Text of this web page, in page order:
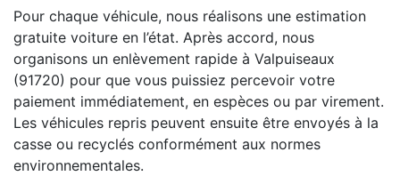
Pour chaque véhicule, nous réalisons une estimation
gratuite voiture en l’état. Après accord, nous
organisons un enlèvement rapide à Valpuiseaux
(91720) pour que vous puissiez percevoir votre
paiement immédiatement, en espèces ou par virement.
Les véhicules repris peuvent ensuite être envoyés à la
casse ou recyclés conformément aux normes
environnementales.